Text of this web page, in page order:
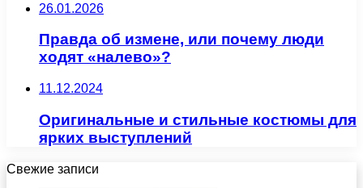
26.01.2026
Правда об измене, или почему люди
ходят «налево»?
11.12.2024
Оригинальные и стильные костюмы для
ярких выступлений
Свежие записи